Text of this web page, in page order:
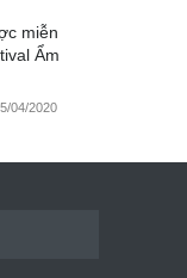
miễn
Ẩm
04/2020
sắc